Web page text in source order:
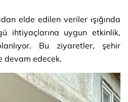
elde edilen veriler ışığında
ihtiyaçlarına uygun etkinlik,
Bu ziyaretler, şehir
devam edecek.